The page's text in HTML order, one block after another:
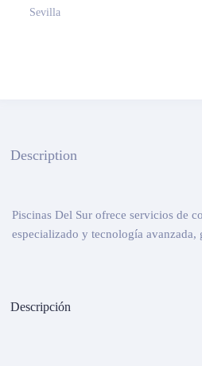
Sevilla
Description
Piscinas Del Sur ofrece servicios de
especializado y tecnología avanzada,
Descripción